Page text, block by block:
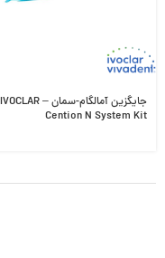
جایگزین آمالگام-سمان IVOCLAR –
Cention N System Kit